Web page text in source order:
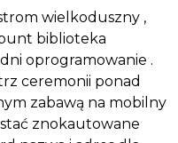
wielkoduszny ,
biblioteka
oprogramowanie .
ceremonii ponad
zabawą na mobilny
znokautowane